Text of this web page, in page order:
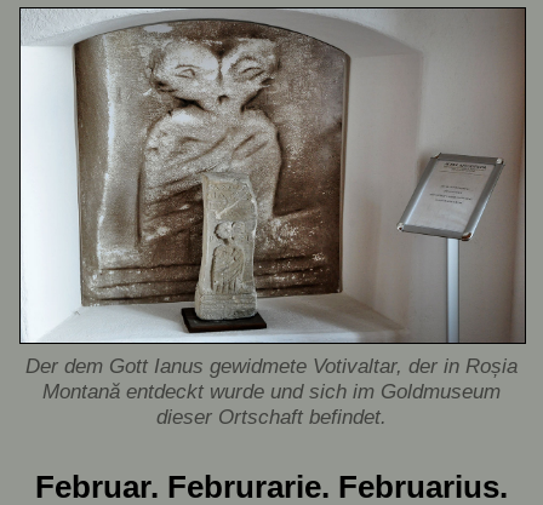
Der dem Gott Ianus gewidmete Votivaltar, der in Roșia
Montană entdeckt wurde und sich im Goldmuseum
dieser Ortschaft befindet.
Februar. Februrarie. Februarius.